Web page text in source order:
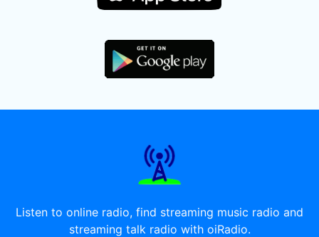
Listen to online radio, find streaming music radio and
streaming talk radio with oiRadio.